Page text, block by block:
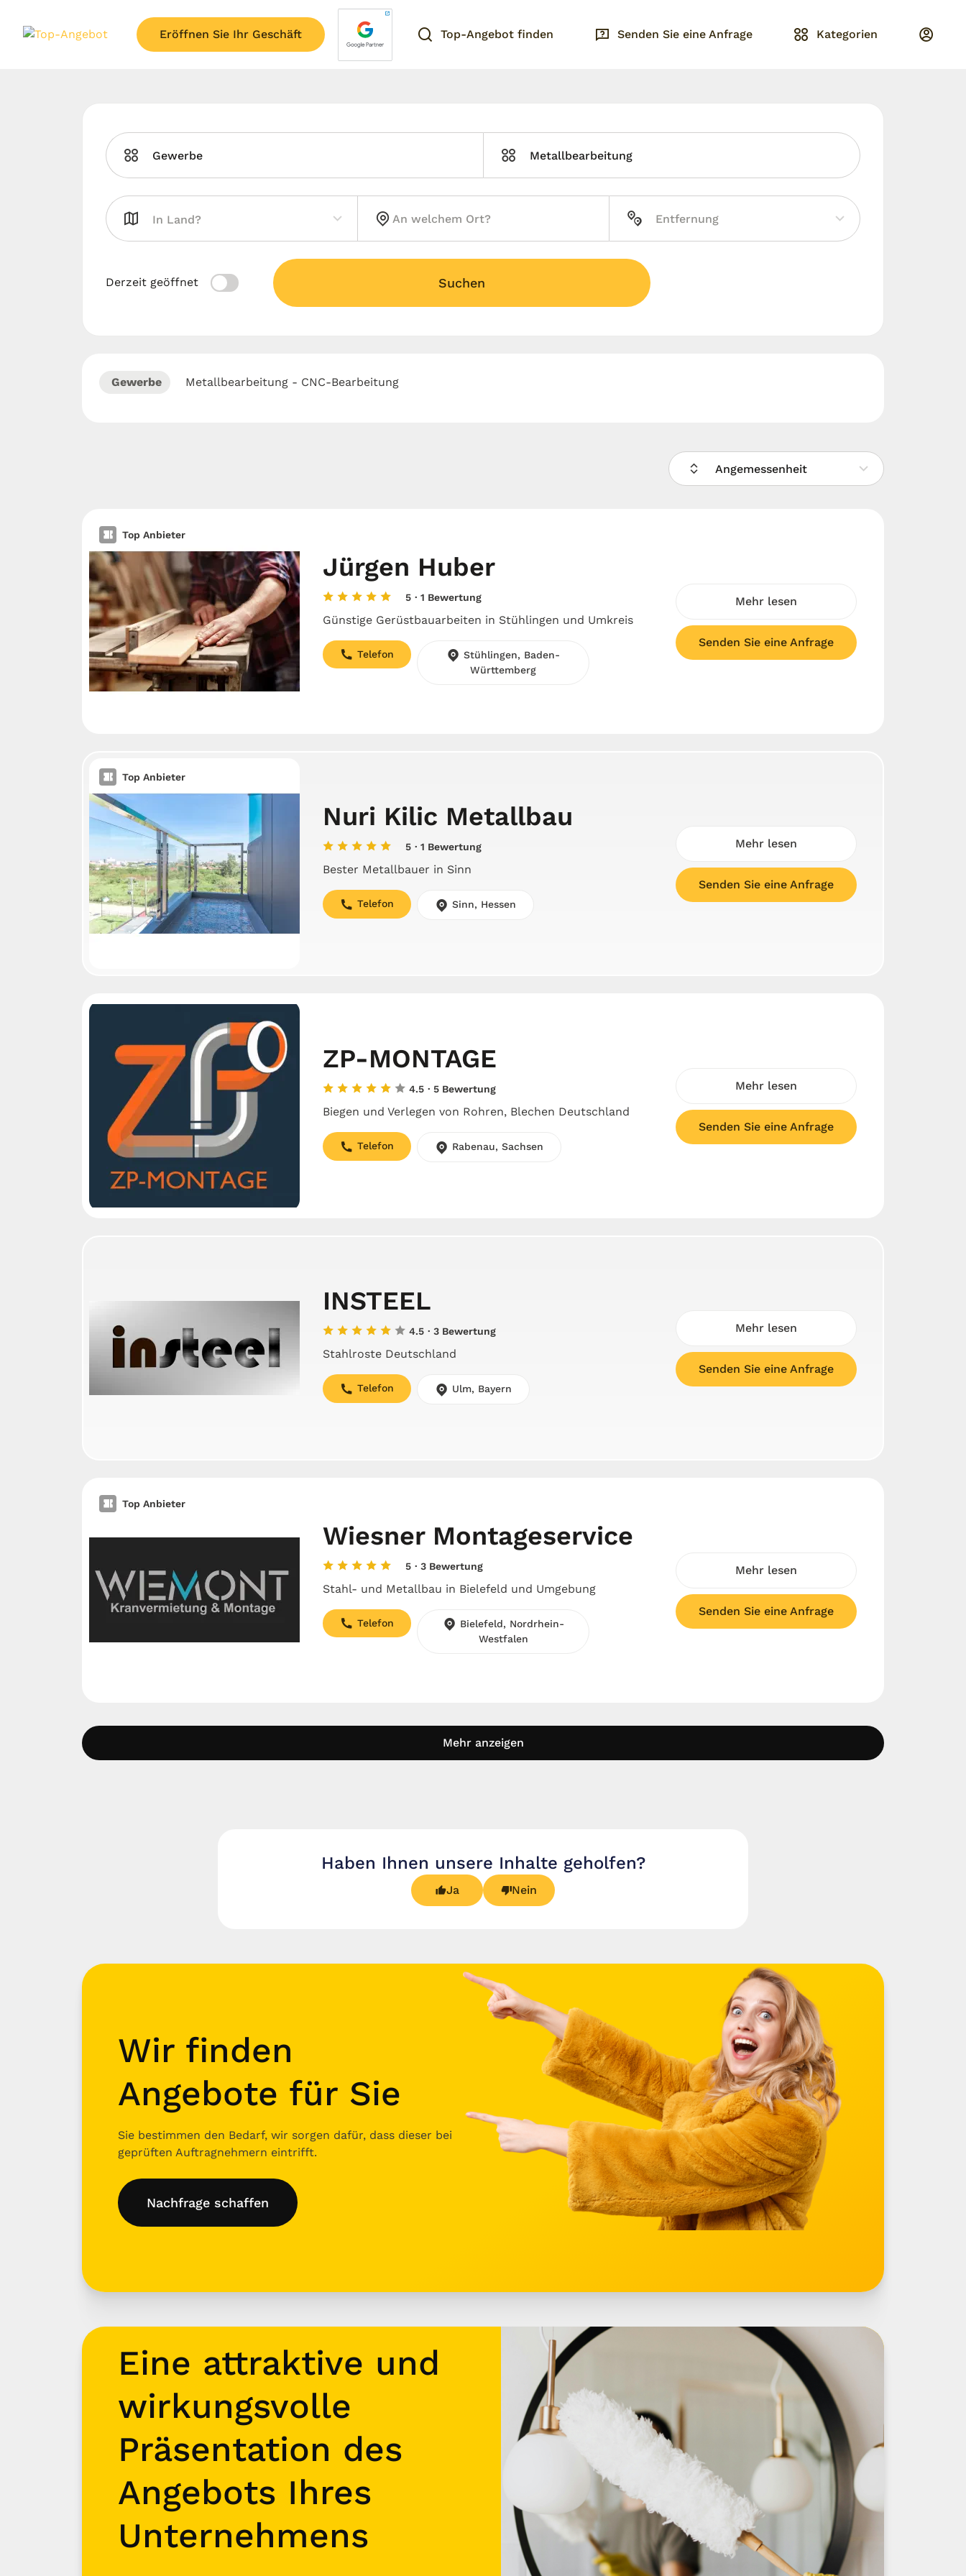
Eröffnen Sie Ihr Geschäft Top-Angebot finden Senden Sie eine Anfrage Kategorien
Gewerbe Metallbearbeitung
Derzeit geöffnet Suchen
Gewerbe Metallbearbeitung - CNC-Bearbeitung
Angemessenheit
Top Anbieter
Jürgen Huber
5 · 1 Bewertung
Günstige Gerüstbauarbeiten in Stühlingen und Umkreis
Telefon
Stühlingen, Baden-
Württemberg
Mehr lesen
Senden Sie eine Anfrage
Top Anbieter
Nuri Kilic Metallbau
5 · 1 Bewertung
Bester Metallbauer in Sinn
Telefon Sinn, Hessen
Mehr lesen
Senden Sie eine Anfrage
ZP-MONTAGE
4.5 · 5 Bewertung
Biegen und Verlegen von Rohren, Blechen Deutschland
Telefon Rabenau, Sachsen
Mehr lesen
Senden Sie eine Anfrage
INSTEEL
4.5 · 3 Bewertung
Stahlroste Deutschland
Telefon Ulm, Bayern
Mehr lesen
Senden Sie eine Anfrage
Top Anbieter
Wiesner Montageservice
5 · 3 Bewertung
Stahl- und Metallbau in Bielefeld und Umgebung
Telefon
Bielefeld, Nordrhein-
Westfalen
Mehr lesen
Senden Sie eine Anfrage
Mehr anzeigen
Haben Ihnen unsere Inhalte geholfen?
Ja Nein
Wir finden
Angebote für Sie
Sie bestimmen den Bedarf, wir sorgen dafür, dass dieser bei
geprüften Auftragnehmern eintrifft.
Nachfrage schaffen
Eine attraktive und
wirkungsvolle
Präsentation des
Angebots Ihres
Unternehmens